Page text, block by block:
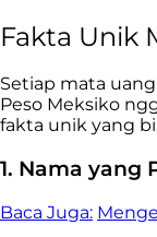
Fakta Unik
Setiap mata
Peso Meksiko
fakta unik yang
1. Nama yang
Baca Juga: